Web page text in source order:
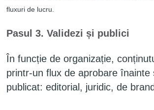
fluxuri de lucru.
Pasul 3. Validezi și publici
În funcție de organizație,
printr-un flux de aprobare înainte
publicat: editorial, juridic, de